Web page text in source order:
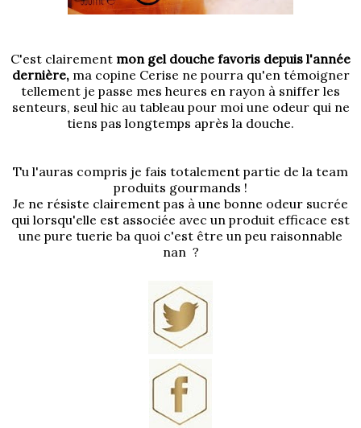
C'est clairement mon gel douche favoris depuis l'année
dernière,ma copine Cerise ne pourra qu'en témoigner
tellement je passe mes heures en rayon à sniffer les
senteurs, seul hic au tableau pour moi une odeur qui ne
tiens pas longtemps après la douche.
Tu l'auras compris je fais totalement partie de la team
produits gourmands !
Je ne résiste clairement pas à une bonne odeur sucrée
qui lorsqu'elle est associée avec un produit efficace est
une pure tuerie ba quoi c'est être un peu raisonnable
nan ?